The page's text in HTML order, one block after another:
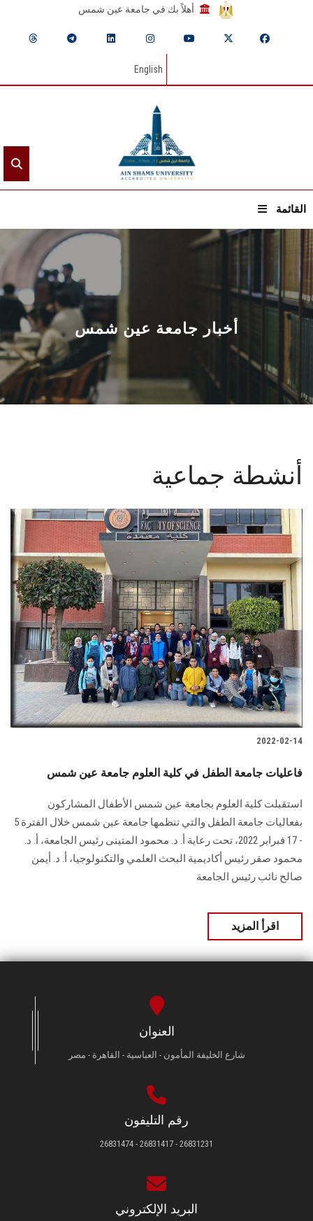
أهلاً بك في جامعة عين شمس
English
القائمة
الرئيسيـة
عن الجامعة
القطاعـات
الشئون الأكاديمية
البحث العلمي
الأنظمة الذكية
الإعلام
تواصل معنا
الطلاب
هيئة التدريس
الدراسات العليا
الزائـرون
سجل الان
أخبار جامعة عين شمس
أنشطة جماعية
2022-02-14
فاعليات جامعة الطفل في كلية العلوم جامعة عين شمس
استقبلت كلية العلوم بجامعة عين شمس الأطفال المشاركون
بفعاليات جامعة الطفل والتي تنظمها جامعة عين شمس خلال الفترة 5
- 17 فبراير 2022، تحت رعاية أ. د. محمود المتينى رئيس الجامعة، أ. د.
محمود صقر رئيس أكاديمية البحث العلمي والتكنولوجيا، أ. د. أيمن
صالح نائب رئيس الجامعة
اقرأ المزيد
العنوان
شارع الخليفة المأمون - العباسية - القاهرة - مصر
رقم التليفون
26831231 - 26831417 - 26831474
البريد الإلكتروني